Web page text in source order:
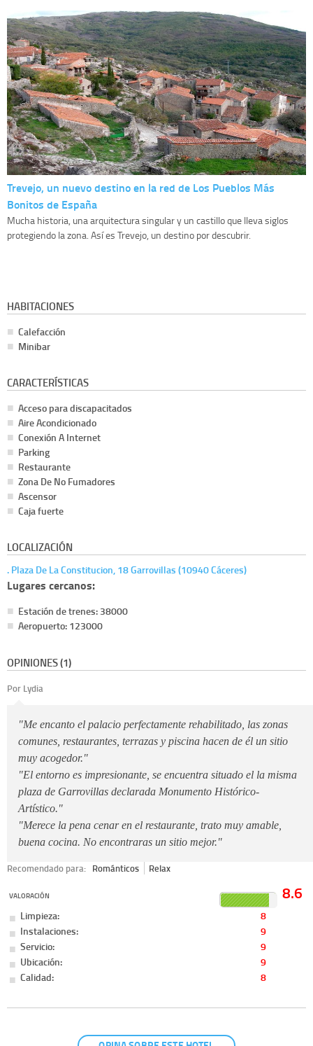
Trevejo, un nuevo destino en la red de Los Pueblos Más
Bonitos de España
Mucha historia, una arquitectura singular y un castillo que lleva siglos
protegiendo la zona. Así es Trevejo, un destino por descubrir.
HABITACIONES
Calefacción
Minibar
CARACTERÍSTICAS
Acceso para discapacitados
Aire Acondicionado
Conexión A Internet
Parking
Restaurante
Zona De No Fumadores
Ascensor
Caja fuerte
LOCALIZACIÓN
. Plaza De La Constitucion, 18 Garrovillas (10940 Cáceres)
Lugares cercanos:
Estación de trenes: 38000
Aeropuerto: 123000
OPINIONES (1)
Por Lydia
"Me encanto el palacio perfectamente rehabilitado, las zonas
comunes, restaurantes, terrazas y piscina hacen de él un sitio
muy acogedor."
"El entorno es impresionante, se encuentra situado el la misma
plaza de Garrovillas declarada Monumento Histórico-
Artístico."
"Merece la pena cenar en el restaurante, trato muy amable,
buena cocina. No encontraras un sitio mejor."
Recomendado para: Románticos Relax
VALORACIÓN 8.6
Limpieza:
8
Instalaciones:
9
Servicio:
9
Ubicación:
9
Calidad:
8